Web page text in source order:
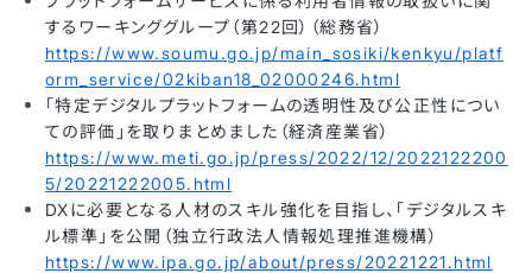
するワーキンググループ（第22回）（総務省）
https://www.soumu.go.jp/main_sosiki/kenkyu/platf
orm_service/02kiban18_02000246.html
「特定デジタルプラットフォームの透明性及び公正性につい
ての評価」を取りまとめました（経済産業省）
https://www.meti.go.jp/press/2022/12/2022122200
5/20221222005.html
DXに必要となる人材のスキル強化を目指し、「デジタルスキ
ル標準」を公開（独立行政法人情報処理推進機構）
https://www.ipa.go.jp/about/press/20221221.html